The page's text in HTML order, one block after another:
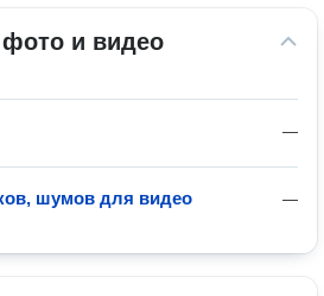
фото и видео
—
—
шумов для видео